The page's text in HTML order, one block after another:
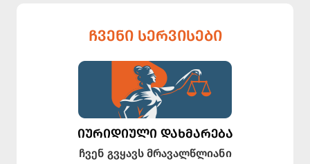
ᲩᲕᲔᲜᲘ ᲡᲔᲠᲕᲘᲡᲔᲑᲘ
ᲘᲣᲠᲘᲓᲘᲣᲚᲘ ᲓᲐᲮᲛᲐᲠᲔᲑᲐ
ჩვენ გვყავს მრავალწლიანი